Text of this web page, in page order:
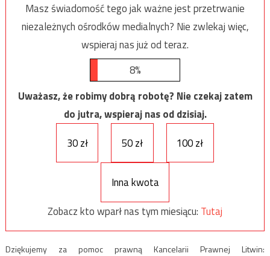
Masz świadomość tego jak ważne jest przetrwanie
niezależnych ośrodków medialnych? Nie zwlekaj więc,
wspieraj nas już od teraz.
8%
Uważasz, że robimy dobrą robotę? Nie czekaj zatem
do jutra, wspieraj nas od dzisiaj.
30 zł
50 zł 100 zł
Inna kwota
Zobacz kto wparł nas tym miesiącu: Tutaj
Dziękujemy za pomoc prawną Kancelarii Prawnej Litwin: